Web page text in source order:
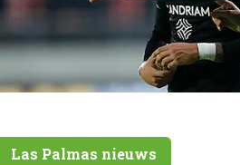
Las Palmas nieuws